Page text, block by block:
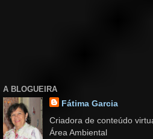
A BLOGUEIRA
Fátima Garcia
Criadora de conteúdo
Área Ambiental